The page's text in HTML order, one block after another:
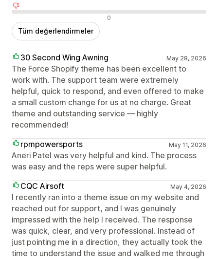
0
Tüm değerlendirmeler
30 Second Wing Awning May 28, 2026
The Force Shopify theme has been excellent to
work with. The support team were extremely
helpful, quick to respond, and even offered to make
a small custom change for us at no charge. Great
theme and outstanding service — highly
recommended!
rpmpowersports
May 11, 2026
Aneri Patel was very helpful and kind. The process
was easy and the reps were super helpful.
CQC Airsoft
May 4, 2026
I recently ran into a theme issue on my website and
reached out for support, and I was genuinely
impressed with the help I received. The response
was quick, clear, and very professional. Instead of
just pointing me in a direction, they actually took the
time to understand the issue and walked me through